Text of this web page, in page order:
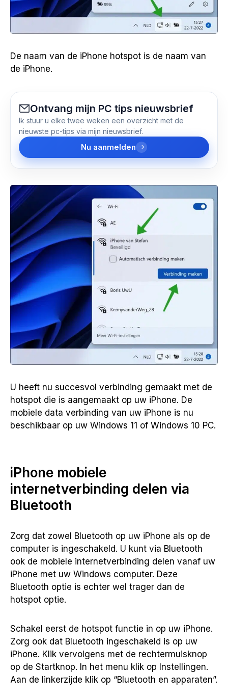
De naam van de iPhone hotspot is de naam van
de iPhone.
Ontvang mijn PC tips nieuwsbrief
Ik stuur u elke twee weken een overzicht met de
nieuwste pc-tips via mijn nieuwsbrief.
Nu aanmelden
U heeft nu succesvol verbinding gemaakt met de
hotspot die is aangemaakt op uw iPhone. De
mobiele data verbinding van uw iPhone is nu
beschikbaar op uw Windows 11 of Windows 10 PC.
iPhone mobiele
internetverbinding delen via
Bluetooth
Zorg dat zowel Bluetooth op uw iPhone als op de
computer is ingeschakeld. U kunt via Bluetooth
ook de mobiele internetverbinding delen vanaf uw
iPhone met uw Windows computer. Deze
Bluetooth optie is echter wel trager dan de
hotspot optie.
Schakel eerst de hotspot functie in op uw iPhone.
Zorg ook dat Bluetooth ingeschakeld is op uw
iPhone. Klik vervolgens met de rechtermuisknop
op de Startknop. In het menu klik op Instellingen.
Aan de linkerzijde klik op “Bluetooth en apparaten”.